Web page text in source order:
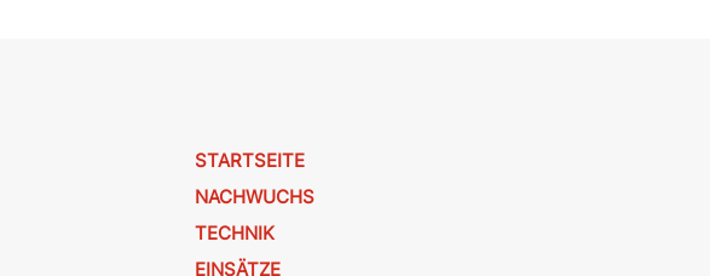
STARTSEITE
NACHWUCHS
TECHNIK
EINSÄTZE